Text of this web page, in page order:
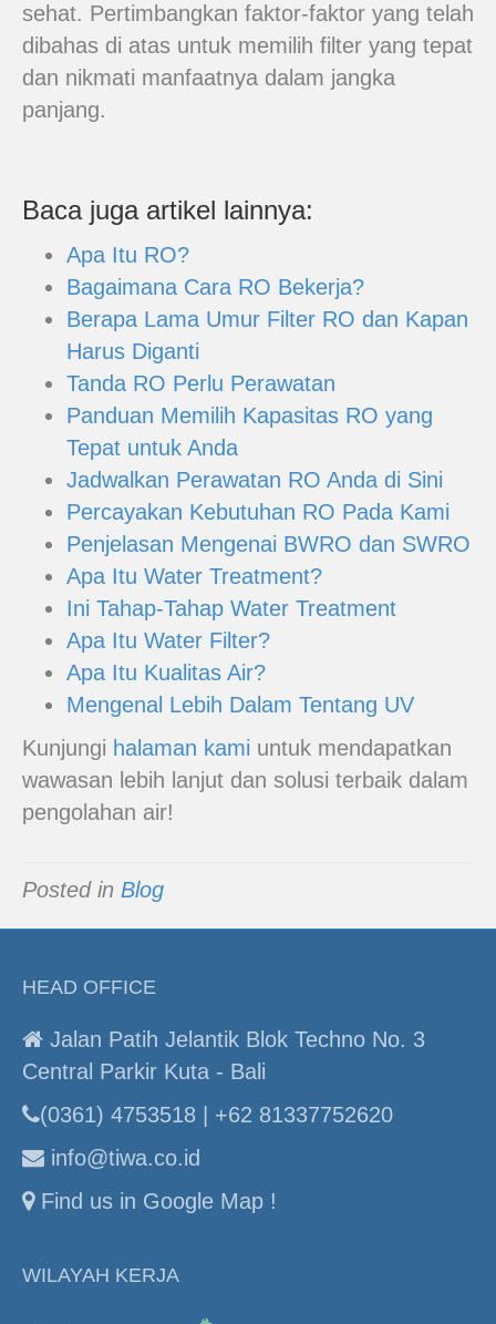
sehat. Pertimbangkan faktor-faktor yang telah
dibahas di atas untuk memilih filter yang tepat
dan nikmati manfaatnya dalam jangka
panjang.
Baca juga artikel lainnya:
Apa Itu RO?
Bagaimana Cara RO Bekerja?
Berapa Lama Umur Filter RO dan Kapan
Harus Diganti
Tanda RO Perlu Perawatan
Panduan Memilih Kapasitas RO yang
Tepat untuk Anda
Jadwalkan Perawatan RO Anda di Sini
Percayakan Kebutuhan RO Pada Kami
Penjelasan Mengenai BWRO dan SWRO
Apa Itu Water Treatment?
Ini Tahap-Tahap Water Treatment
Apa Itu Water Filter?
Apa Itu Kualitas Air?
Mengenal Lebih Dalam Tentang UV
Kunjungi halaman kami untuk mendapatkan
wawasan lebih lanjut dan solusi terbaik dalam
pengolahan air!
Posted in Blog
HEAD OFFICE
Jalan Patih Jelantik Blok Techno No. 3
Central Parkir Kuta - Bali
(0361) 4753518 | +62 81337752620
info@tiwa.co.id
Find us in Google Map !
WILAYAH KERJA